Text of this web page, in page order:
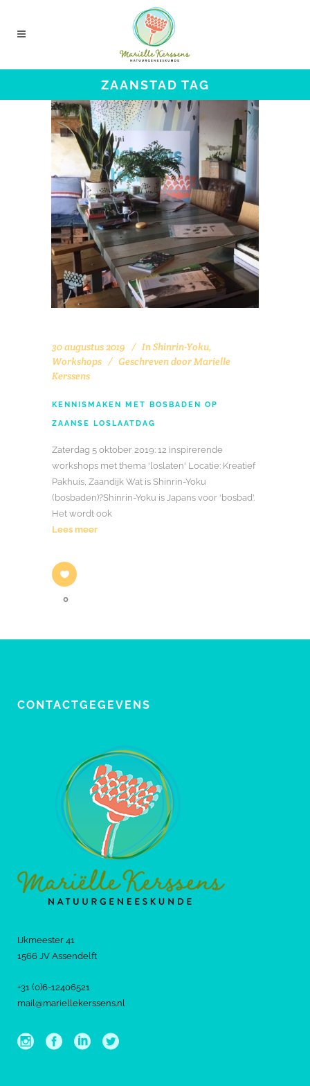
ZAANSTAD TAG
30 augustus 2019 InShinrin-Yoku,
Workshops
Geschreven doorMarielle
Kerssens
KENNISMAKEN MET BOSBADEN OP
ZAANSE LOSLAATDAG
Zaterdag 5 oktober 2019: 12 inspirerende
workshops met thema 'loslaten' Locatie: Kreatief
Pakhuis, Zaandijk Wat is Shinrin-Yoku
(bosbaden)?Shinrin-Yoku is Japans voor ‘bosbad’.
Het wordt ook
Lees meer
0
CONTACTGEGEVENS
IJkmeester 41
1566 JV Assendelft
+31 (0)6-12406521
mail@mariellekerssens.nl